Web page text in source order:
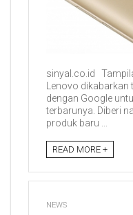
sinyal.co.id
Lenovo dikabarkan
dengan Google
terbarunya. Diberi
produk baru ...
READ MORE +
NEWS